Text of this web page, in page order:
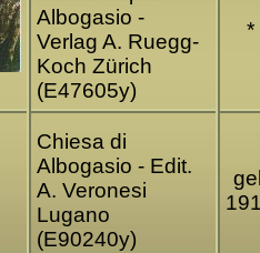
Albogasio -
Verlag A. Ruegg-
Koch Zürich
(E47605y)
*
Chiesa di
Albogasio - Edit.
A. Veronesi
Lugano
(E90240y)